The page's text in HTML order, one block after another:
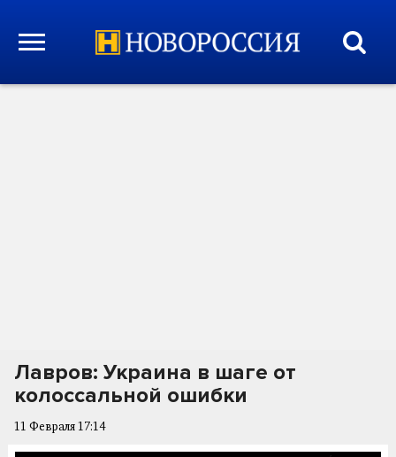
Лавров: Украина в шаге от
колоссальной ошибки
11 Февраля 17:14